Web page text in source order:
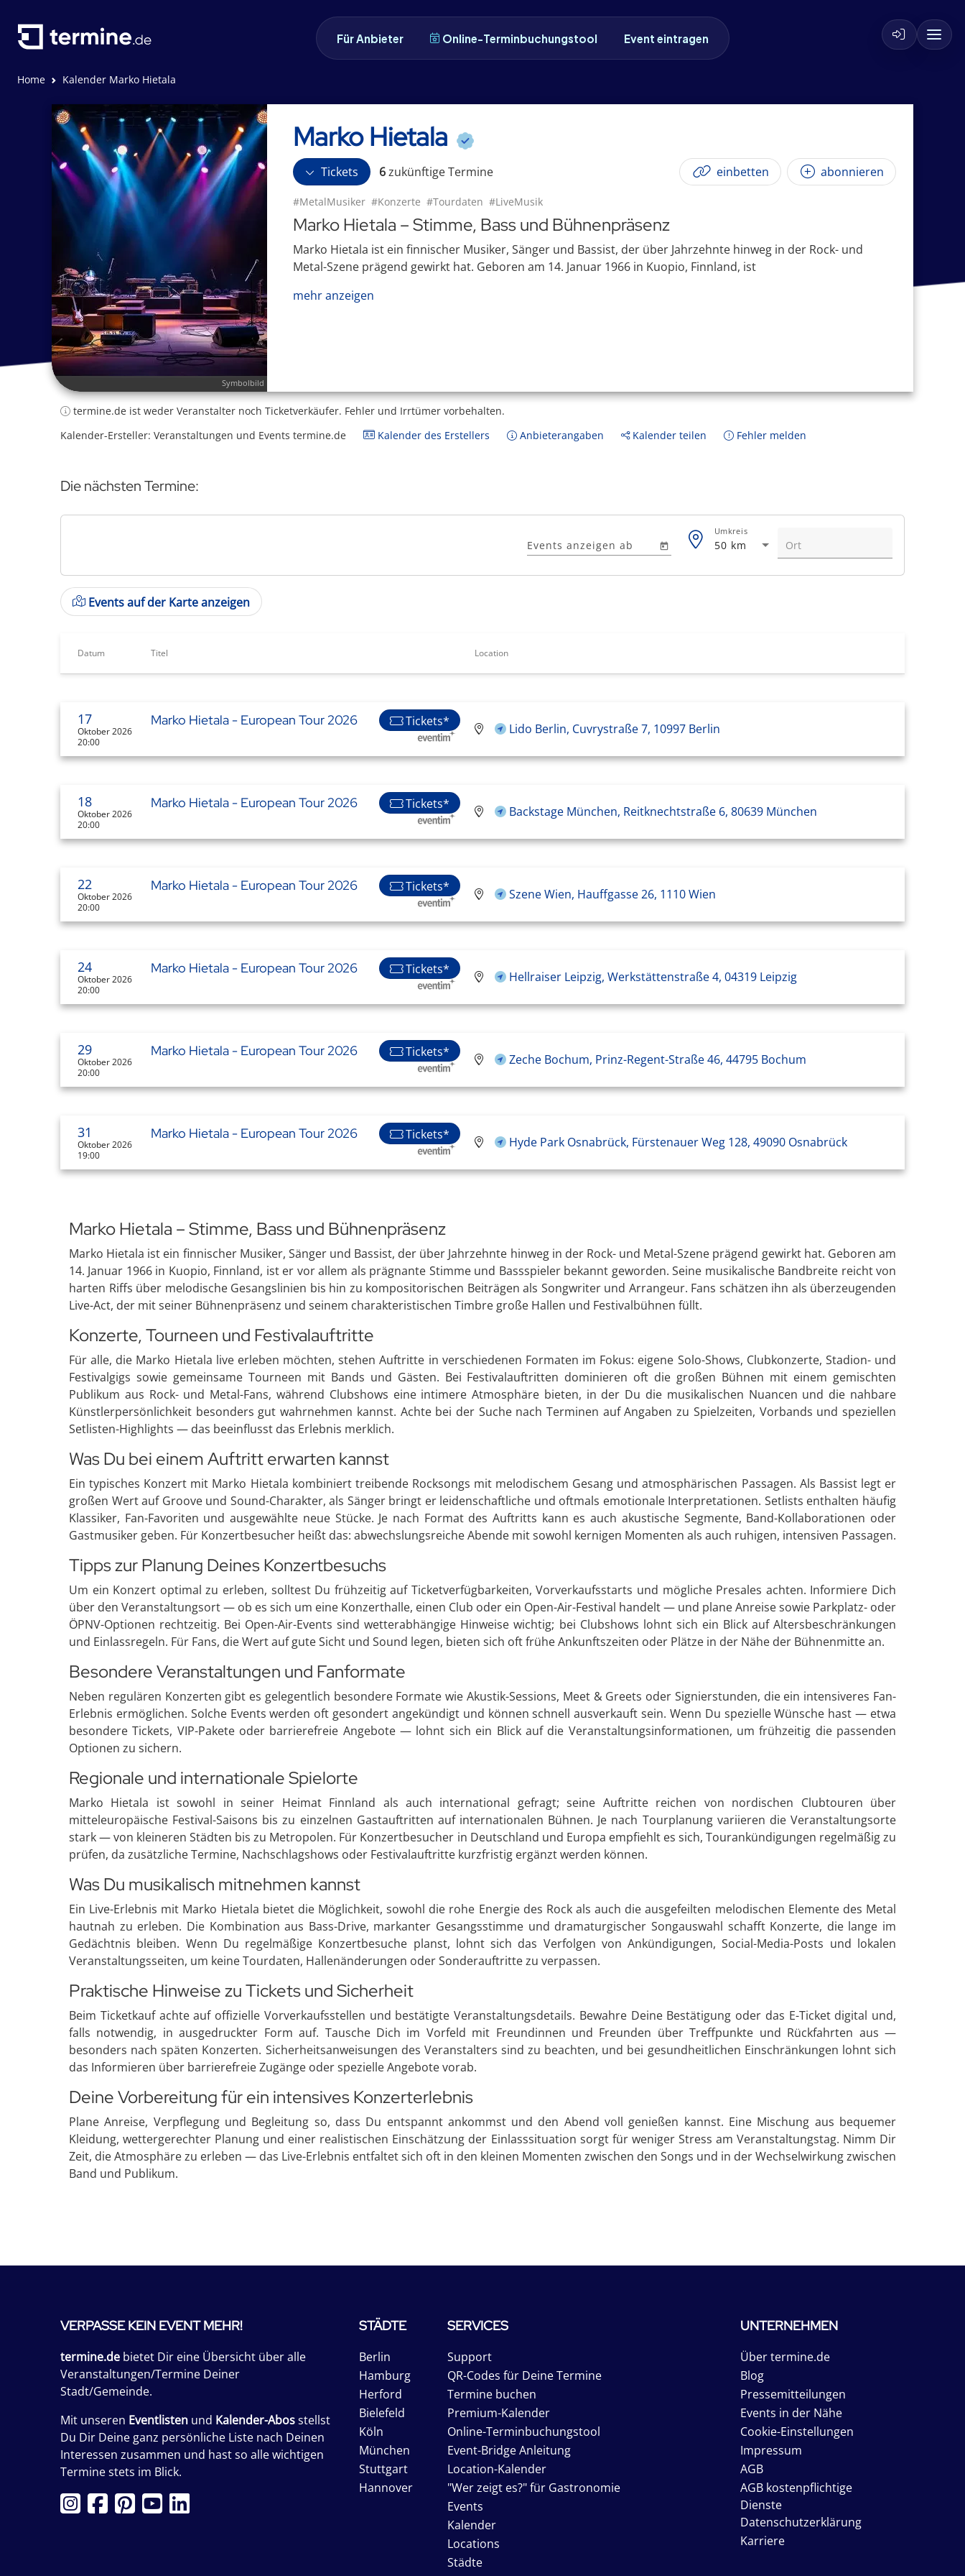
Für Anbieter Online-Terminbuchungstool Event eintragen
Home Kalender Marko Hietala
Symbolbild
Marko Hietala
Tickets 6zukünftigeTermine einbetten abonnieren
#MetalMusiker #Konzerte #Tourdaten #LiveMusik
Marko Hietala – Stimme, Bass und Bühnenpräsenz
Marko Hietala ist ein finnischer Musiker, Sänger und Bassist, der über Jahrzehnte hinweg in der Rock- und
Metal-Szene prägend gewirkt hat. Geboren am 14. Januar 1966 in Kuopio, Finnland, ist
mehr anzeigen
termine.de ist weder Veranstalter noch Ticketverkäufer. Fehler und Irrtümer vorbehalten.
Kalender-Ersteller: Veranstaltungen und Events termine.de
Kalender des Erstellers Anbieterangaben Kalender teilen Fehler melden
Die nächsten Termine:
Events anzeigen ab 50 km
Umkreis
Events auf der Karte anzeigen
Datum Titel Location
17
Oktober 2026
20:00
Marko Hietala - European Tour 2026 Tickets*
Lido Berlin, Cuvrystraße 7, 10997 Berlin
18
Oktober 2026
20:00
Marko Hietala - European Tour 2026 Tickets*
Backstage München, Reitknechtstraße 6, 80639 München
22
Oktober 2026
20:00
Marko Hietala - European Tour 2026 Tickets*
Szene Wien, Hauffgasse 26, 1110 Wien
24
Oktober 2026
20:00
Marko Hietala - European Tour 2026 Tickets*
Hellraiser Leipzig, Werkstättenstraße 4, 04319 Leipzig
29
Oktober 2026
20:00
Marko Hietala - European Tour 2026 Tickets*
Zeche Bochum, Prinz-Regent-Straße 46, 44795 Bochum
31
Oktober 2026
19:00
Marko Hietala - European Tour 2026 Tickets*
Hyde Park Osnabrück, Fürstenauer Weg 128, 49090 Osnabrück
Marko Hietala – Stimme, Bass und Bühnenpräsenz
Marko Hietala ist ein finnischer Musiker, Sänger und Bassist, der über Jahrzehnte hinweg in der Rock- und Metal-Szene prägend gewirkt hat. Geboren am
14. Januar 1966 in Kuopio, Finnland, ist er vor allem als prägnante Stimme und Bassspieler bekannt geworden. Seine musikalische Bandbreite reicht von
harten Riffs über melodische Gesangslinien bis hin zu kompositorischen Beiträgen als Songwriter und Arrangeur. Fans schätzen ihn als überzeugenden
Live-Act, der mit seiner Bühnenpräsenz und seinem charakteristischen Timbre große Hallen und Festivalbühnen füllt.
Konzerte, Tourneen und Festivalauftritte
Für alle, die Marko Hietala live erleben möchten, stehen Auftritte in verschiedenen Formaten im Fokus: eigene Solo-Shows, Clubkonzerte, Stadion- und
Festivalgigs sowie gemeinsame Tourneen mit Bands und Gästen. Bei Festivalauftritten dominieren oft die großen Bühnen mit einem gemischten
Publikum aus Rock- und Metal-Fans, während Clubshows eine intimere Atmosphäre bieten, in der Du die musikalischen Nuancen und die nahbare
Künstlerpersönlichkeit besonders gut wahrnehmen kannst. Achte bei der Suche nach Terminen auf Angaben zu Spielzeiten, Vorbands und speziellen
Setlisten-Highlights — das beeinflusst das Erlebnis merklich.
Was Du bei einem Auftritt erwarten kannst
Ein typisches Konzert mit Marko Hietala kombiniert treibende Rocksongs mit melodischem Gesang und atmosphärischen Passagen. Als Bassist legt er
großen Wert auf Groove und Sound-Charakter, als Sänger bringt er leidenschaftliche und oftmals emotionale Interpretationen. Setlists enthalten häufig
Klassiker, Fan-Favoriten und ausgewählte neue Stücke. Je nach Format des Auftritts kann es auch akustische Segmente, Band-Kollaborationen oder
Gastmusiker geben. Für Konzertbesucher heißt das: abwechslungsreiche Abende mit sowohl kernigen Momenten als auch ruhigen, intensiven Passagen.
Tipps zur Planung Deines Konzertbesuchs
Um ein Konzert optimal zu erleben, solltest Du frühzeitig auf Ticketverfügbarkeiten, Vorverkaufsstarts und mögliche Presales achten. Informiere Dich
über den Veranstaltungsort — ob es sich um eine Konzerthalle, einen Club oder ein Open-Air-Festival handelt — und plane Anreise sowie Parkplatz- oder
ÖPNV-Optionen rechtzeitig. Bei Open-Air-Events sind wetterabhängige Hinweise wichtig; bei Clubshows lohnt sich ein Blick auf Altersbeschränkungen
und Einlassregeln. Für Fans, die Wert auf gute Sicht und Sound legen, bieten sich oft frühe Ankunftszeiten oder Plätze in der Nähe der Bühnenmitte an.
Besondere Veranstaltungen und Fanformate
Neben regulären Konzerten gibt es gelegentlich besondere Formate wie Akustik-Sessions, Meet & Greets oder Signierstunden, die ein intensiveres Fan-
Erlebnis ermöglichen. Solche Events werden oft gesondert angekündigt und können schnell ausverkauft sein. Wenn Du spezielle Wünsche hast — etwa
besondere Tickets, VIP-Pakete oder barrierefreie Angebote — lohnt sich ein Blick auf die Veranstaltungsinformationen, um frühzeitig die passenden
Optionen zu sichern.
Regionale und internationale Spielorte
Marko Hietala ist sowohl in seiner Heimat Finnland als auch international gefragt; seine Auftritte reichen von nordischen Clubtouren über
mitteleuropäische Festival-Saisons bis zu einzelnen Gastauftritten auf internationalen Bühnen. Je nach Tourplanung variieren die Veranstaltungsorte
stark — von kleineren Städten bis zu Metropolen. Für Konzertbesucher in Deutschland und Europa empfiehlt es sich, Tourankündigungen regelmäßig zu
prüfen, da zusätzliche Termine, Nachschlagshows oder Festivalauftritte kurzfristig ergänzt werden können.
Was Du musikalisch mitnehmen kannst
Ein Live-Erlebnis mit Marko Hietala bietet die Möglichkeit, sowohl die rohe Energie des Rock als auch die ausgefeilten melodischen Elemente des Metal
hautnah zu erleben. Die Kombination aus Bass-Drive, markanter Gesangsstimme und dramaturgischer Songauswahl schafft Konzerte, die lange im
Gedächtnis bleiben. Wenn Du regelmäßige Konzertbesuche planst, lohnt sich das Verfolgen von Ankündigungen, Social-Media-Posts und lokalen
Veranstaltungsseiten, um keine Tourdaten, Hallenänderungen oder Sonderauftritte zu verpassen.
Praktische Hinweise zu Tickets und Sicherheit
Beim Ticketkauf achte auf offizielle Vorverkaufsstellen und bestätigte Veranstaltungsdetails. Bewahre Deine Bestätigung oder das E-Ticket digital und,
falls notwendig, in ausgedruckter Form auf. Tausche Dich im Vorfeld mit Freundinnen und Freunden über Treffpunkte und Rückfahrten aus —
besonders nach späten Konzerten. Sicherheitsanweisungen des Veranstalters sind zu beachten, und bei gesundheitlichen Einschränkungen lohnt sich
das Informieren über barrierefreie Zugänge oder spezielle Angebote vorab.
Deine Vorbereitung für ein intensives Konzerterlebnis
Plane Anreise, Verpflegung und Begleitung so, dass Du entspannt ankommst und den Abend voll genießen kannst. Eine Mischung aus bequemer
Kleidung, wettergerechter Planung und einer realistischen Einschätzung der Einlasssituation sorgt für weniger Stress am Veranstaltungstag. Nimm Dir
Zeit, die Atmosphäre zu erleben — das Live-Erlebnis entfaltet sich oft in den kleinen Momenten zwischen den Songs und in der Wechselwirkung zwischen
Band und Publikum.
VERPASSE KEIN EVENT MEHR!
termine.de bietet Dir eine Übersicht über alle
Veranstaltungen/Termine Deiner
Stadt/Gemeinde.
Mit unseren Eventlisten und Kalender-Abosstellst
Du Dir Deine ganz persönliche Liste nach Deinen
Interessen zusammen und hast so alle wichtigen
Termine stets im Blick.
STÄDTE
Berlin
Hamburg
Herford
Bielefeld
Köln
München
Stuttgart
Hannover
SERVICES
Support
QR-Codes für Deine Termine
Termine buchen
Premium-Kalender
Online-Terminbuchungstool
Event-Bridge Anleitung
Location-Kalender
"Wer zeigt es?" für Gastronomie
Events
Kalender
Locations
Städte
UNTERNEHMEN
Über termine.de
Blog
Pressemitteilungen
Events in der Nähe
Cookie-Einstellungen
Impressum
AGB
AGB kostenpflichtige
Dienste
Datenschutzerklärung
Karriere